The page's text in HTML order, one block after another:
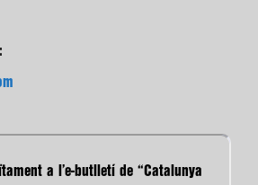
a l’e-butlletí de “Catalunya